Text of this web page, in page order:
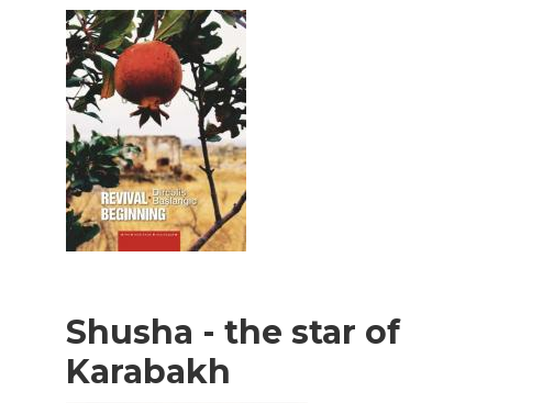
Shusha - the star of
Karabakh